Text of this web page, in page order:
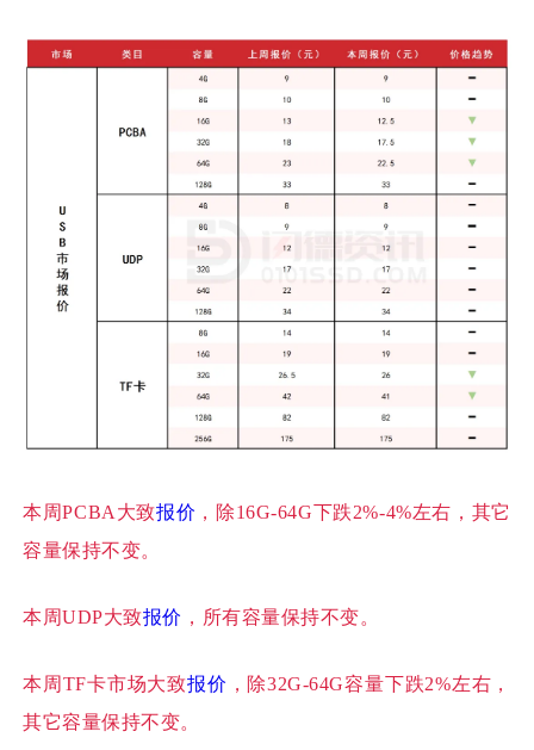
本周PCBA大致报价 ，除16G-64G下跌2%-4%左右，其它
容量保持不变。
本周UDP大致报价 ，所有容量保持不变。
本周 TF卡市场大致报价 ，除32G-64G容量下跌2%左右，
其它容量保持不变。